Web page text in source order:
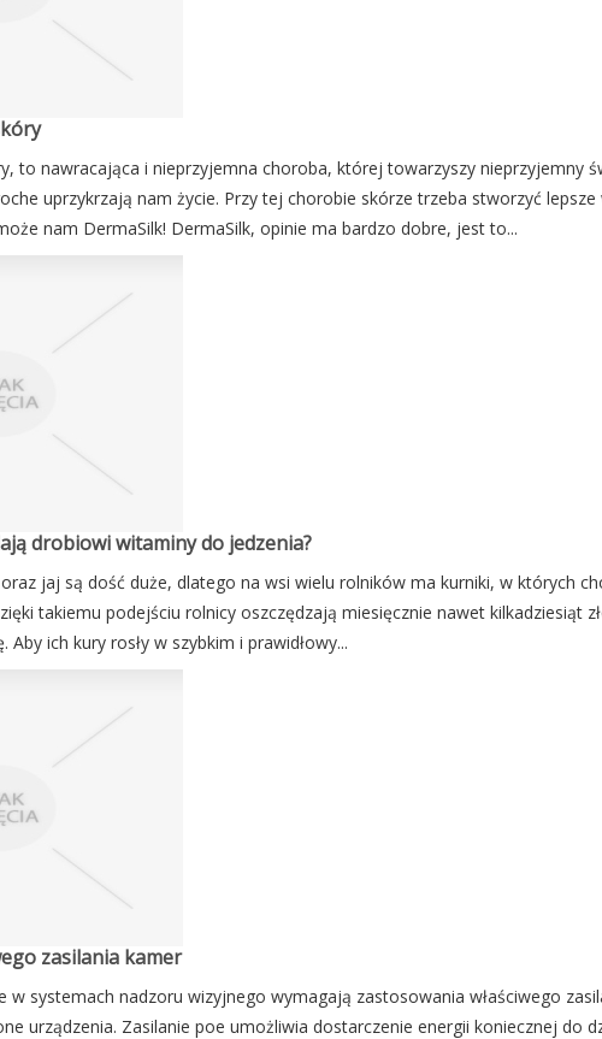
to nawracająca i nieprzyjemna choroba, której towarzyszy nieprzyjemny
uprzykrzają nam życie. Przy tej chorobie skórze trzeba stworzyć lepsze
nam DermaSilk! DermaSilk, opinie ma bardzo dobre, jest to...
drobiowi witaminy do jedzenia?
jaj są dość duże, dlatego na wsi wielu rolników ma kurniki, w których
takiemu podejściu rolnicy oszczędzają miesięcznie nawet kilkadziesiąt
ich kury rosły w szybkim i prawidłowy...
zasilania kamer
w systemach nadzoru wizyjnego wymagają zastosowania właściwego
urządzenia. Zasilanie poe umożliwia dostarczenie energii koniecznej do